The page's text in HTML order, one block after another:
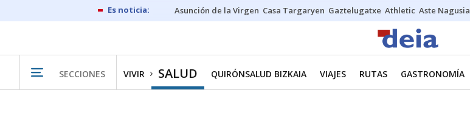
Asunción de la Virgen Casa Targaryen Gaztelugatxe Athletic Aste Nagusia
SECCIONES VIVIR SALUD QUIRÓNSALUD BIZKAIA VIAJES RUTAS GASTRONOMÍA